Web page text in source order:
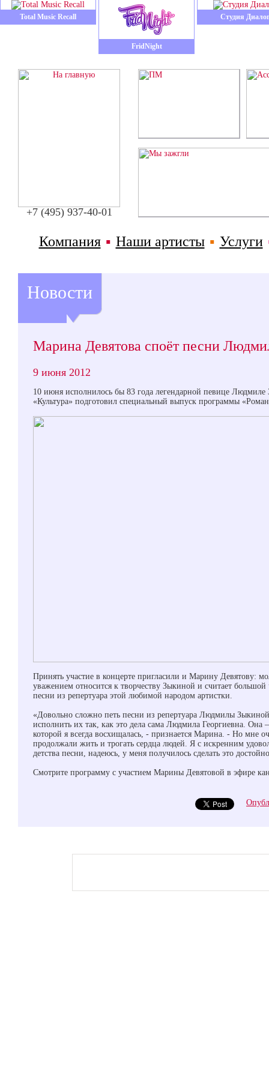
Total Music Recall
FridNight
Студия Диалог
+7 (495) 937-40-01
Компания ▪ Наши артисты ▪ Услуги
Новости
Марина Девятова споёт песни
9 июня 2012
10 июня исполнилось бы 83 года легендарной певице
«Культура» подготовил специальный выпуск программы
Принять участие в концерте пригласили и Марину Девятову:
уважением относится к творчеству Зыкиной и считает
песни из репертуара этой любимой народом артистки.
«Довольно сложно петь песни из репертуара Людмилы
исполнить их так, как это дела сама Людмила Георгиевна. Она
которой я всегда восхищалась, - признается Марина. - Но мне
продолжали жить и трогать сердца людей. Я с искренним
детства песни, надеюсь, у меня получилось сделать это
Смотрите программу с участием Марины Девятовой в эфире